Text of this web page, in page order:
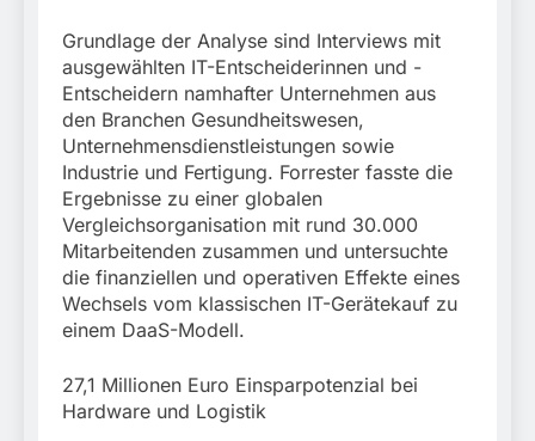
Grundlage der Analyse sind Interviews mit
ausgewählten IT-Entscheiderinnen und -
Entscheidern namhafter Unternehmen aus
den Branchen Gesundheitswesen,
Unternehmensdienstleistungen sowie
Industrie und Fertigung. Forrester fasste die
Ergebnisse zu einer globalen
Vergleichsorganisation mit rund 30.000
Mitarbeitenden zusammen und untersuchte
die finanziellen und operativen Effekte eines
Wechsels vom klassischen IT-Gerätekauf zu
einem DaaS-Modell.
27,1 Millionen Euro Einsparpotenzial bei
Hardware und Logistik